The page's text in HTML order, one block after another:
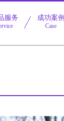
服务 成功案例
Case